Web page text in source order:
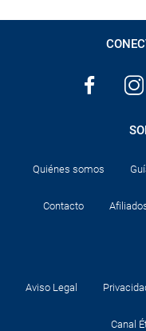
Quiénes somos
Contacto
Aviso Legal
Canal